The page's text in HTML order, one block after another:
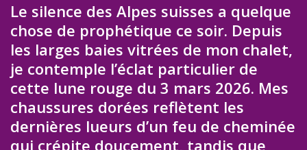
Le silence des Alpes suisses a quelque
chose de prophétique ce soir. Depuis
les larges baies vitrées de mon chalet,
je contemple l’éclat particulier de
cette lune rouge du 3 mars 2026. Mes
chaussures dorées reflètent les
dernières lueurs d’un feu de cheminée
qui crépite doucement, tandis que